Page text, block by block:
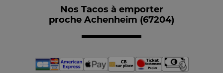
Nos Tacos à emporter
proche Achenheim (67204)